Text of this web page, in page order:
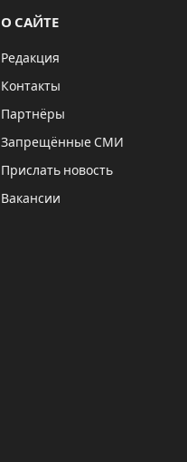
О САЙТЕ
Редакция
Контакты
Партнёры
Запрещённые СМИ
Прислать новость
Вакансии